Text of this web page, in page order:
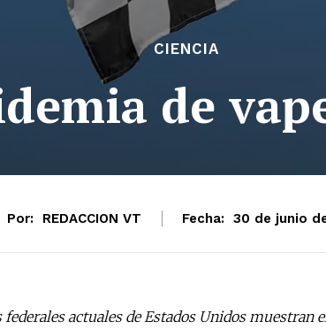
CIENCIA
de
Por: REDACCION VT Fecha: 30 de junio
actuales de Estados Unidos muestran